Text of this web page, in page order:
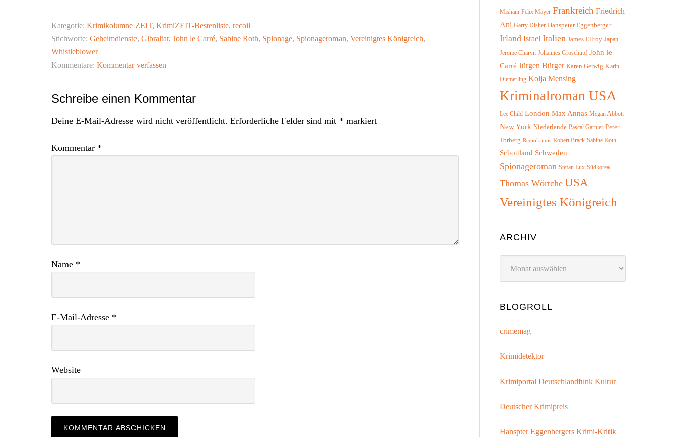
Kategorie: Krimikolumne ZEIT, KrimiZEIT-Bestenliste, recoil
Stichworte: Geheimdienste, Gibraltar, John le Carré, Sabine Roth, Spionage, Spionageroman, Vereinigtes Königreich,
Whistleblower
Kommentare: Kommentar verfassen
Leser-
Interaktionen
Schreibe einen Kommentar
Deine E-Mail-Adresse wird nicht veröffentlicht. Erforderliche Felder sind mit * markiert
Kommentar *
Name *
E-Mail-Adresse *
Website
Mishani Felix Mayer Frankreich Friedrich
Ani Garry Disher Hanspeter Eggenberger
Irland Israel Italien James Ellroy Japan
Jerome Charyn Johannes Groschupf John le
Carré Jürgen Bürger Karen Gerwig Karin
Diemerling Kolja Mensing
Kriminalroman USA
Lee Child London Max Annas Megan Abbott
New York Niederlande Pascal Garnier Peter
Torberg Regiokrimis Robert Brack Sabine Roth
Schottland Schweden
Spionageroman Stefan Lux Südkorea
Thomas Wörtche USA
Vereinigtes Königreich
ARCHIV
BLOGROLL
crimemag
Krimidetektor
Krimiportal Deutschlandfunk Kultur
Deutscher Krimipreis
Hanspter Eggenbergers Krimi-Kritik